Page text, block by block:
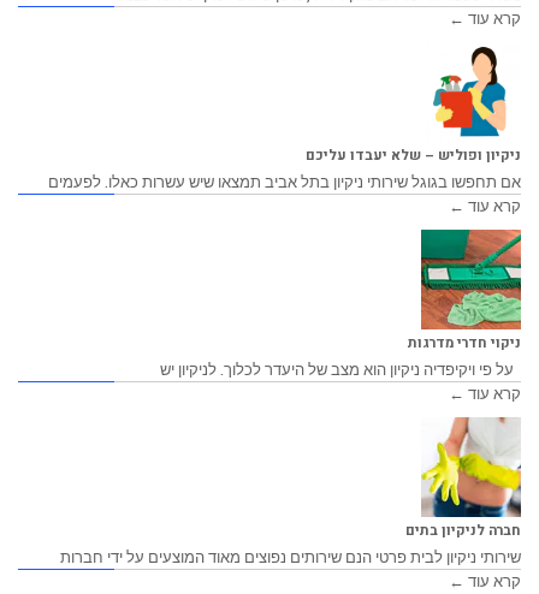
קרא עוד ←
ניקיון ופוליש – שלא יעבדו עליכם
אם תחפשו בגוגל שירותי ניקיון בתל אביב תמצאו שיש עשרות כאלו. לפעמים
קרא עוד ←
ניקוי חדרי מדרגות
על פי ויקיפדיה ניקיון הוא מצב של היעדר לכלוך. לניקיון יש
קרא עוד ←
חברה לניקיון בתים
שירותי ניקיון לבית פרטי הנם שירותים נפוצים מאוד המוצעים על ידי חברות
קרא עוד ←